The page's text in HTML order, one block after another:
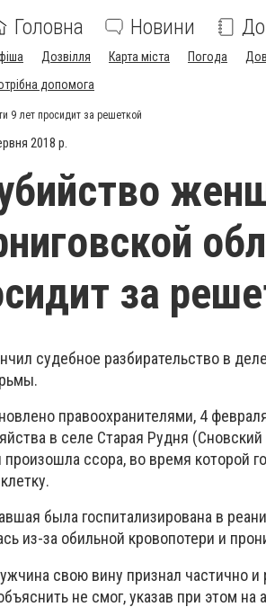
Головна Новини
Дозвілля Карта міста Погода
допомога
9 лет просидит за решеткой
2018 р.
за
судебное разбирательство в
правоохранителями, 4
в селе Старая Рудня
произошла ссора, во время которой
была госпитализирована в
из-за обильной кровопотери и
свою вину признал частично и
не смог, указав при этом на